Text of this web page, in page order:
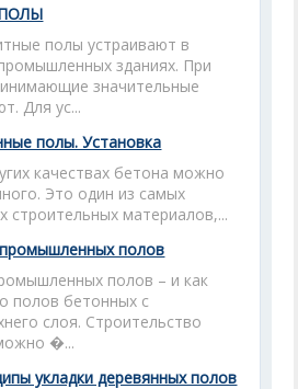
полы устраивают в
зданиях. При
значительные
Для ус...
полы. Установка
качествах бетона можно
Это один из самых
строительных материалов,...
полов
полов – и как
полов бетонных с
слоя. Строительство
�...
укладки деревянных полов